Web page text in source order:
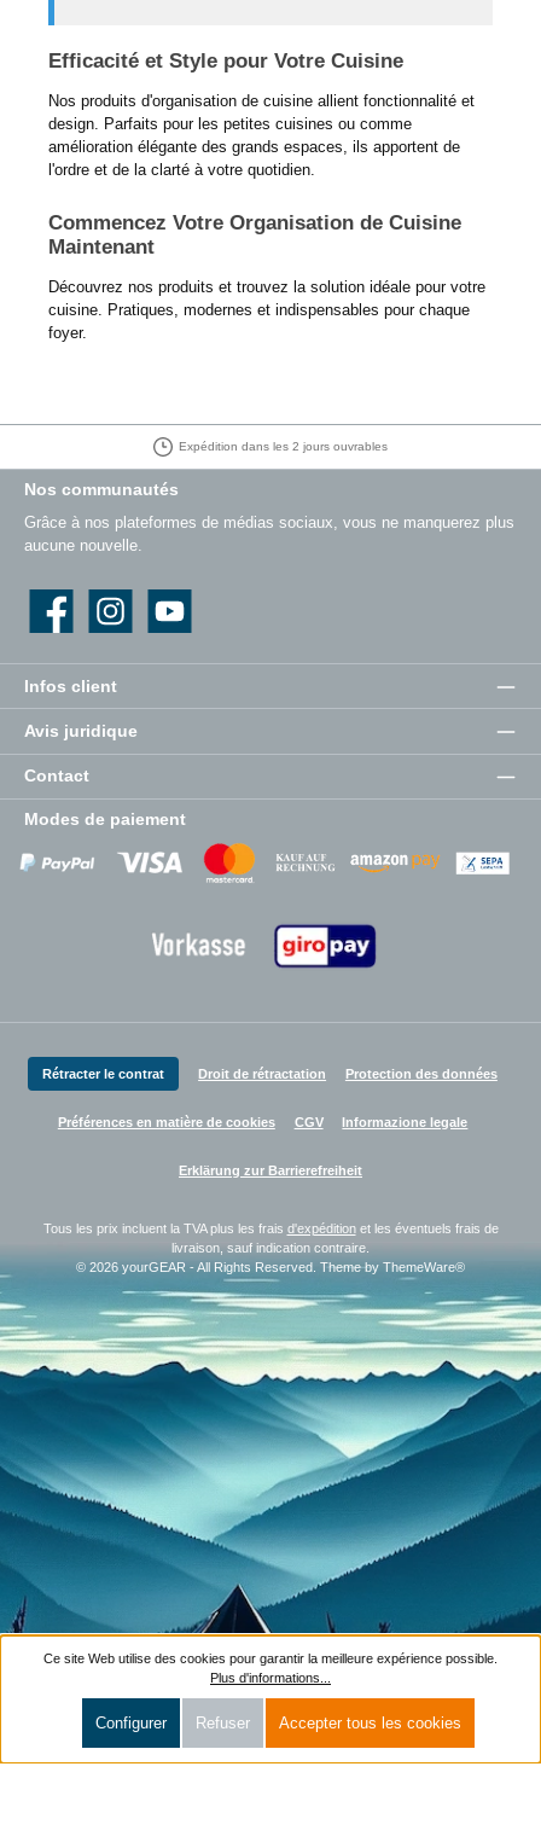
Efficacité et Style pour Votre Cuisine
Nos produits d'organisation de cuisine allient fonctionnalité et
design. Parfaits pour les petites cuisines ou comme
amélioration élégante des grands espaces, ils apportent de
l'ordre et de la clarté à votre quotidien.
Commencez Votre Organisation de Cuisine
Maintenant
Découvrez nos produits et trouvez la solution idéale pour votre
cuisine. Pratiques, modernes et indispensables pour chaque
foyer.
Droit de retour de 30 jours
Infos client
Avis juridique
Contact
Nos communautés
Grâce à nos plateformes de médias sociaux, vous ne manquerez plus
aucune nouvelle.
Instagram YouTube
Modes de paiement
Zahlungsanbieter Zahlungsanbieter
Zahlungsanbieter
Rétracter le contrat Droit de rétractation Protection des données
Préférences en matière de cookies CGV Informazione legale
Erklärung zur Barrierefreiheit
Tous les prix incluent la TVA plus les frais d'expéditionet les éventuels frais de
livraison, sauf indication contraire.
© 2026 yourGEAR - All Rights Reserved. Theme by ThemeWare®
Ce site Web utilise des cookies pour garantir la meilleure expérience possible.
Plus d'informations...
Refuser
Configurer Accepter tous les cookies